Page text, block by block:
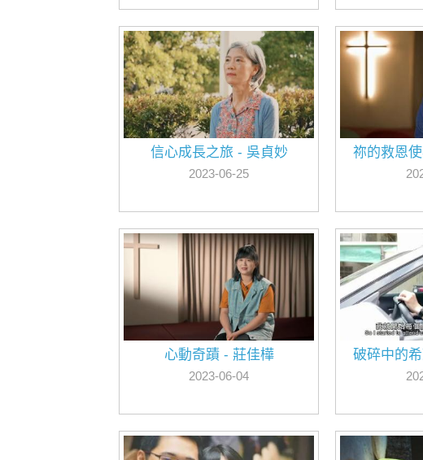
信心成長之旅 - 吳貞妙
2023-06-25
祢的救恩
心動奇蹟 - 莊佳樺
2023-06-04
破碎中的